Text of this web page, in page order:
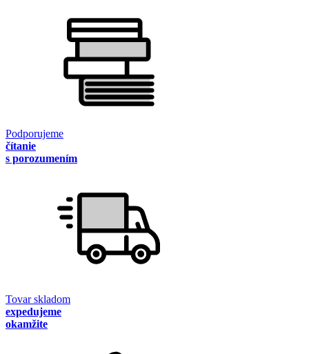
Podporujeme
čítanie
s porozumením
Tovar skladom
expedujeme
okamžite